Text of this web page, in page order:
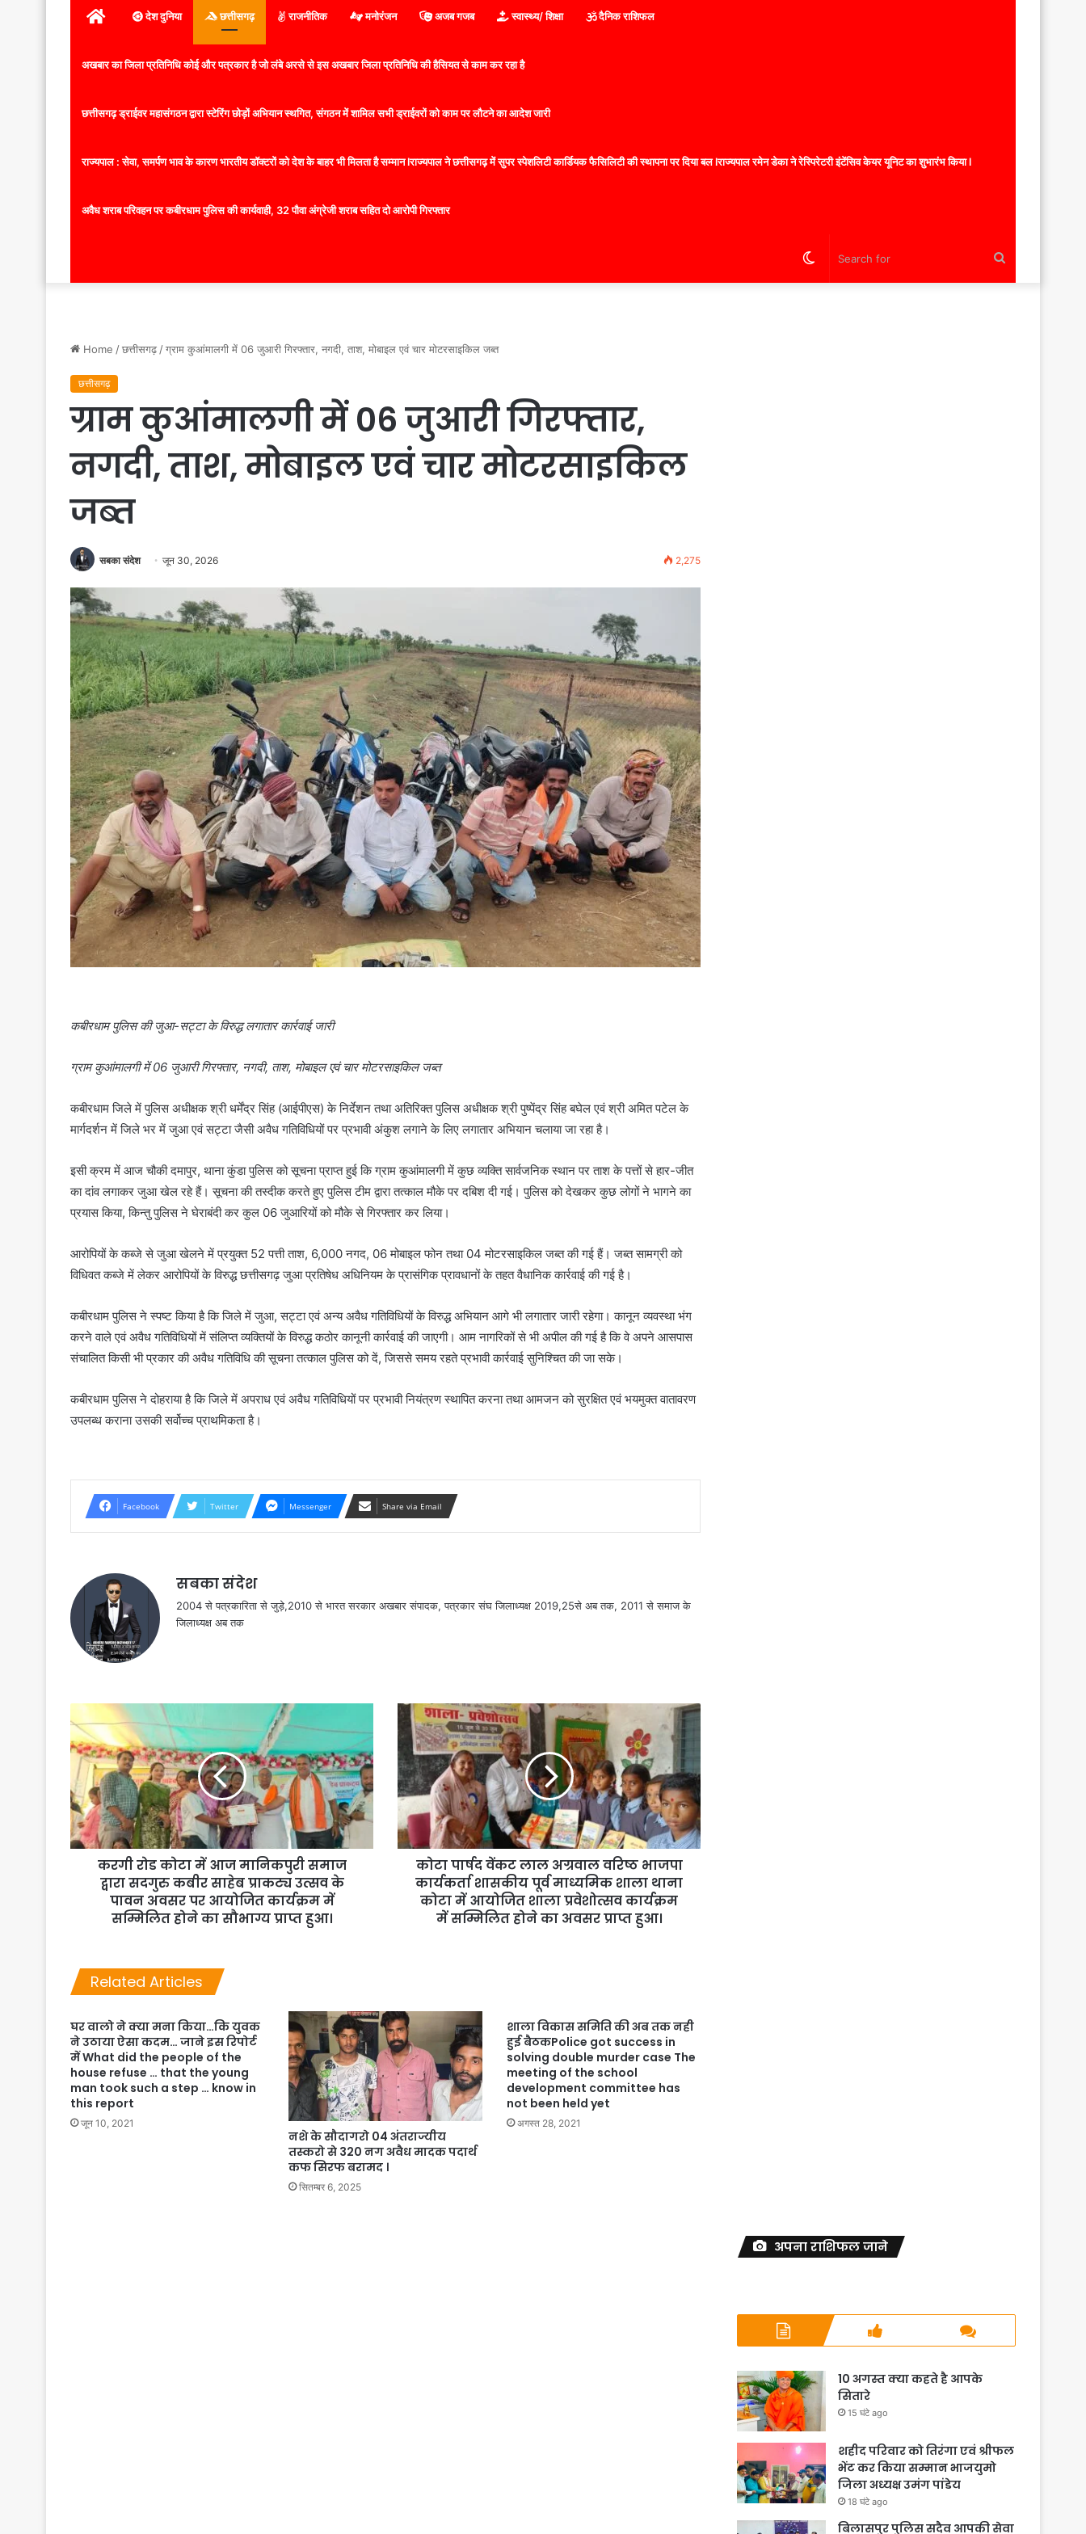
होम देश दुनिया छत्तीसगढ़ राजनीतिक मनोरंजन अजब गजब स्वास्थ्य/ शिक्षा दैनिक राशिफल
अखबार का जिला प्रतिनिधि कोई और पत्रकार है जो लंबे अरसे से इस अखबार जिला प्रतिनिधि की हैसियत से काम कर रहा है
छत्तीसगढ़ ड्राईवर महासंगठन द्वारा स्टेरिंग छोड़ों अभियान स्थगित, संगठन में शामिल सभी ड्राईवरों को काम पर लौटने का आदेश जारी
राज्यपाल : सेवा, समर्पण भाव के कारण भारतीय डॉक्टरों को देश के बाहर भी मिलता है सम्मान lराज्यपाल ने छत्तीसगढ़ में सुपर स्पेशलिटी कार्डियक फैसिलिटी की स्थापना पर दिया बल lराज्यपाल रमेन डेका ने रेस्पिरेटरी इंटेंसिव केयर यूनिट का शुभारंभ किया l
अवैध शराब परिवहन पर कबीरधाम पुलिस की कार्यवाही, 32 पौवा अंग्रेजी शराब सहित दो आरोपी गिरफ्तार
Switch
Home /छत्तीसगढ़ /ग्राम कुआंमालगी में 06 जुआरी गिरफ्तार, नगदी, ताश, मोबाइल एवं चार मोटरसाइकिल जब्त
छत्तीसगढ़
ग्राम कुआंमालगी में 06 जुआरी गिरफ्तार,
नगदी, ताश, मोबाइल एवं चार मोटरसाइकिल
जब्त
सबका संदेश जून 30, 2026 2,275
कबीरधाम पुलिस की जुआ-सट्टा के विरुद्ध लगातार कार्रवाई जारी
ग्राम कुआंमालगी में 06 जुआरी गिरफ्तार, नगदी, ताश, मोबाइल एवं चार मोटरसाइकिल जब्त
कबीरधाम जिले में पुलिस अधीक्षक श्री धर्मेंद्र सिंह (आईपीएस) के निर्देशन तथा अतिरिक्त पुलिस अधीक्षक श्री पुष्पेंद्र सिंह बघेल एवं श्री अमित पटेल के
मार्गदर्शन में जिले भर में जुआ एवं सट्टा जैसी अवैध गतिविधियों पर प्रभावी अंकुश लगाने के लिए लगातार अभियान चलाया जा रहा है।
इसी क्रम में आज चौकी दमापुर, थाना कुंडा पुलिस को सूचना प्राप्त हुई कि ग्राम कुआंमालगी में कुछ व्यक्ति सार्वजनिक स्थान पर ताश के पत्तों से हार-जीत
का दांव लगाकर जुआ खेल रहे हैं। सूचना की तस्दीक करते हुए पुलिस टीम द्वारा तत्काल मौके पर दबिश दी गई। पुलिस को देखकर कुछ लोगों ने भागने का
प्रयास किया, किन्तु पुलिस ने घेराबंदी कर कुल 06 जुआरियों को मौके से गिरफ्तार कर लिया।
आरोपियों के कब्जे से जुआ खेलने में प्रयुक्त 52 पत्ती ताश, 6,000 नगद, 06 मोबाइल फोन तथा 04 मोटरसाइकिल जब्त की गई हैं। जब्त सामग्री को
विधिवत कब्जे में लेकर आरोपियों के विरुद्ध छत्तीसगढ़ जुआ प्रतिषेध अधिनियम के प्रासंगिक प्रावधानों के तहत वैधानिक कार्रवाई की गई है।
कबीरधाम पुलिस ने स्पष्ट किया है कि जिले में जुआ, सट्टा एवं अन्य अवैध गतिविधियों के विरुद्ध अभियान आगे भी लगातार जारी रहेगा। कानून व्यवस्था भंग
करने वाले एवं अवैध गतिविधियों में संलिप्त व्यक्तियों के विरुद्ध कठोर कानूनी कार्रवाई की जाएगी। आम नागरिकों से भी अपील की गई है कि वे अपने आसपास
संचालित किसी भी प्रकार की अवैध गतिविधि की सूचना तत्काल पुलिस को दें, जिससे समय रहते प्रभावी कार्रवाई सुनिश्चित की जा सके।
कबीरधाम पुलिस ने दोहराया है कि जिले में अपराध एवं अवैध गतिविधियों पर प्रभावी नियंत्रण स्थापित करना तथा आमजन को सुरक्षित एवं भयमुक्त वातावरण
उपलब्ध कराना उसकी सर्वोच्च प्राथमिकता है।
Facebook Twitter Messenger Share via Email
सबका संदेश
2004 से पत्रकारिता से जुड़े,2010 से भारत सरकार अखबार संपादक, पत्रकार संघ जिलाध्यक्ष 2019,25से अब तक, 2011 से समाज के
जिलाध्यक्ष अब तक
करगी रोड कोटा में आज मानिकपुरी समाज
द्वारा सदगुरु कबीर साहेब प्राकट्य उत्सव के
पावन अवसर पर आयोजित कार्यक्रम में
सम्मिलित होने का सौभाग्य प्राप्त हुआ।
कोटा पार्षद वेंकट लाल अग्रवाल वरिष्ठ भाजपा
कार्यकर्ता शासकीय पूर्व माध्यमिक शाला थाना
कोटा में आयोजित शाला प्रवेशोत्सव कार्यक्रम
में सम्मिलित होने का अवसर प्राप्त हुआ।
Related Articles
घर वालो ने क्या मना किया…कि युवक
ने उठाया ऐसा कदम… जाने इस रिपोर्ट
में What did the people of the
house refuse … that the young
man took such a step … know in
this report
जून 10, 2021
नशे के सौदागरो 04 अंतराज्यीय
तस्करो से 320 नग अवैध मादक पदार्थ
कफ सिरफ बरामद ।
सितम्बर 6, 2025
शाला विकास समिति की अब तक नही
हुई बैठकPolice got success in
solving double murder case The
meeting of the school
development committee has
not been held yet
अगस्त 28, 2021
अपना राशिफल जाने
10 अगस्त क्या कहते है आपके
सितारे
15 घंटे ago
शहीद परिवार को तिरंगा एवं श्रीफल
भेंट कर किया सम्मान भाजयुमो
जिला अध्यक्ष उमंग पांडेय
18 घंटे ago
बिलासपुर पुलिस सदैव आपकी सेवा